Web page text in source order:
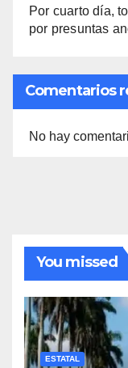
Por cuarto día,
por presuntas
Comentarios
No hay
You missed
ESTATAL